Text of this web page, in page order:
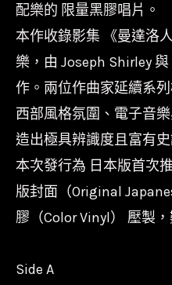
配樂的 限量黑膠唱片。
本作收錄影集 《曼達洛
樂，由 Joseph Shirley
作。兩位作曲家延續系
西部風格氛圍、電子音
造出極具辨識度且富有
本次發行為 日本版首次
版封面（Original
膠（Color Vinyl） 壓製
Side A